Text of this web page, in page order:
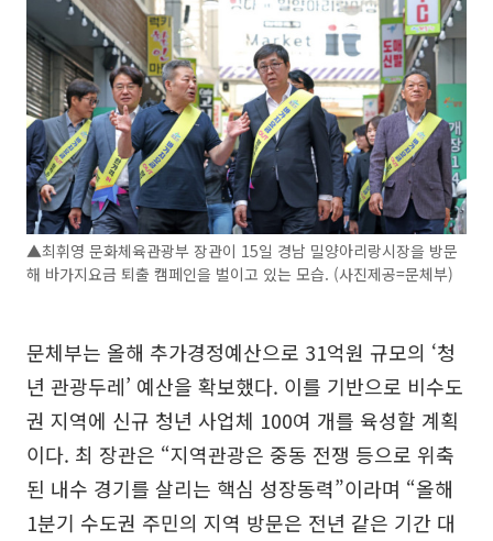
▲최휘영 문화체육관광부 장관이 15일 경남 밀양아리랑시장을 방문
해 바가지요금 퇴출 캠페인을 벌이고 있는 모습. (사진제공=문체부)
문체부는 올해 추가경정예산으로 31억원 규모의 ‘청
년 관광두레’ 예산을 확보했다. 이를 기반으로 비수도
권 지역에 신규 청년 사업체 100여 개를 육성할 계획
이다. 최 장관은 “지역관광은 중동 전쟁 등으로 위축
된 내수 경기를 살리는 핵심 성장동력”이라며 “올해
1분기 수도권 주민의 지역 방문은 전년 같은 기간 대